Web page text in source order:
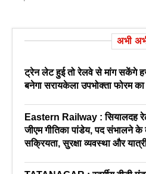
अभी
ट्रेन लेट हुई तो रेलवे से मांग सकेंगे
बनेगा सरायकेला उपभोक्ता फोरम
Eastern Railway : सियालदह
जीएम गीतिका पांडेय, पद संभालने के
सक्रियता, सुरक्षा व्यवस्था और